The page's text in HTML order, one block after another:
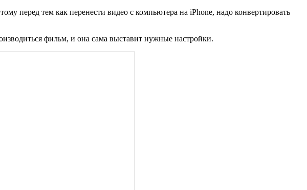
перед тем как перенести видео с компьютера на iPhone, надо конвертировать
фильм, и она сама выставит нужные настройки.